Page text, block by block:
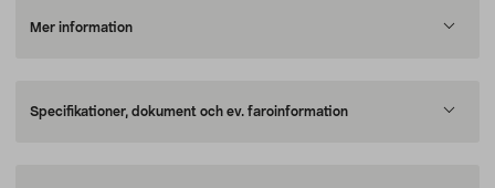
Mer information
Specifikationer, dokument och ev. faroinformation